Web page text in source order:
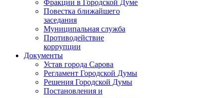
Фракции в Городской Думе
Повестка ближайшего
заседания
Муниципальная служба
Противодействие
коррупции
Документы
Устав города Сарова
Регламент Городской Думы
Решения Городской Думы
Постановления и